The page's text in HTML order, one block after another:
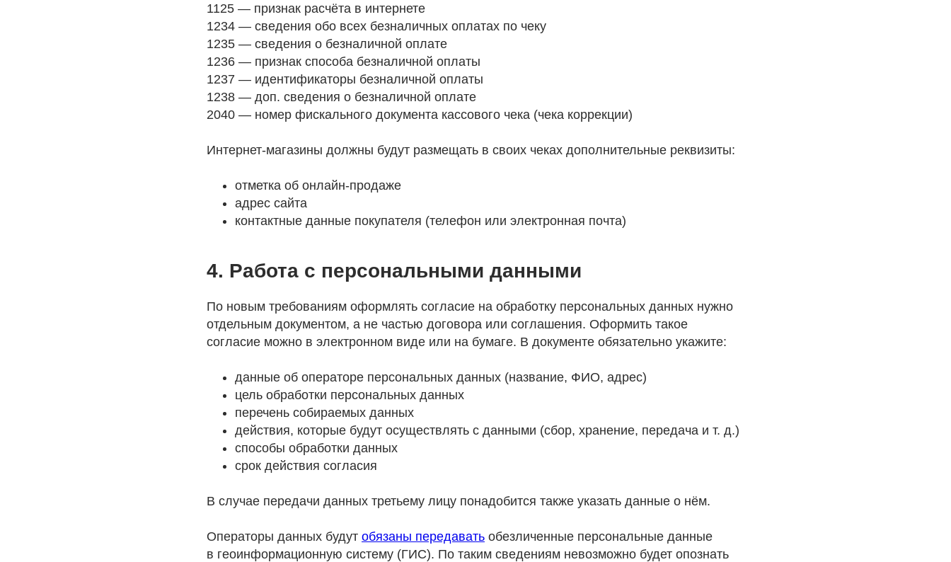
1125 — признак расчёта в интернете
1234 — сведения обо всех безналичных оплатах по чеку
1235 — сведения о безналичной оплате
1236 — признак способа безналичной оплаты
1237 — идентификаторы безналичной оплаты
1238 — доп. сведения о безналичной оплате
2040 — номер фискального документа кассового чека (чека коррекции)
Интернет-магазины должны будут размещать в своих чеках дополнительные реквизиты:
отметка об онлайн-продаже
адрес сайта
контактные данные покупателя (телефон или электронная почта)
4. Работа с персональными данными
По новым требованиям оформлять согласие на обработку персональных данных нужно
отдельным документом, а не частью договора или соглашения. Оформить такое
согласие можно в электронном виде или на бумаге. В документе обязательно укажите:
данные об операторе персональных данных (название, ФИО, адрес)
цель обработки персональных данных
перечень собираемых данных
действия, которые будут осуществлять с данными (сбор, хранение, передача и т. д.)
способы обработки данных
срок действия согласия
В случае передачи данных третьему лицу понадобится также указать данные о нём.
Операторы данных будут обязаны передавать обезличенные персональные данные
в геоинформационную систему (ГИС). По таким сведениям невозможно будет опознать